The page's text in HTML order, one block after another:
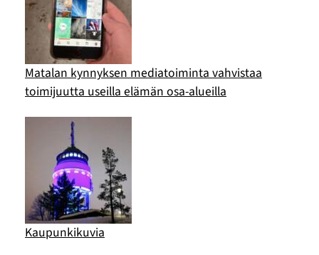
Matalan kynnyksen mediatoiminta vahvistaa
toimijuutta useilla elämän osa-alueilla
Kaupunkikuvia